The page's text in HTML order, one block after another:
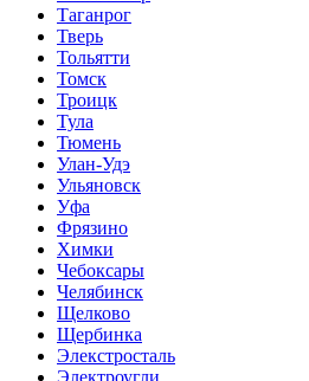
Таганрог
Тверь
Тольятти
Томск
Троицк
Тула
Тюмень
Улан-Удэ
Ульяновск
Уфа
Фрязино
Химки
Чебоксары
Челябинск
Щелково
Щербинка
Элекстросталь
Электроугли